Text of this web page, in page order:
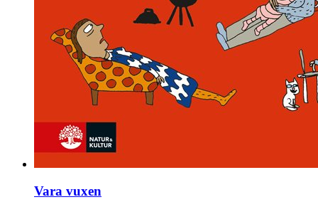
Vara vuxen